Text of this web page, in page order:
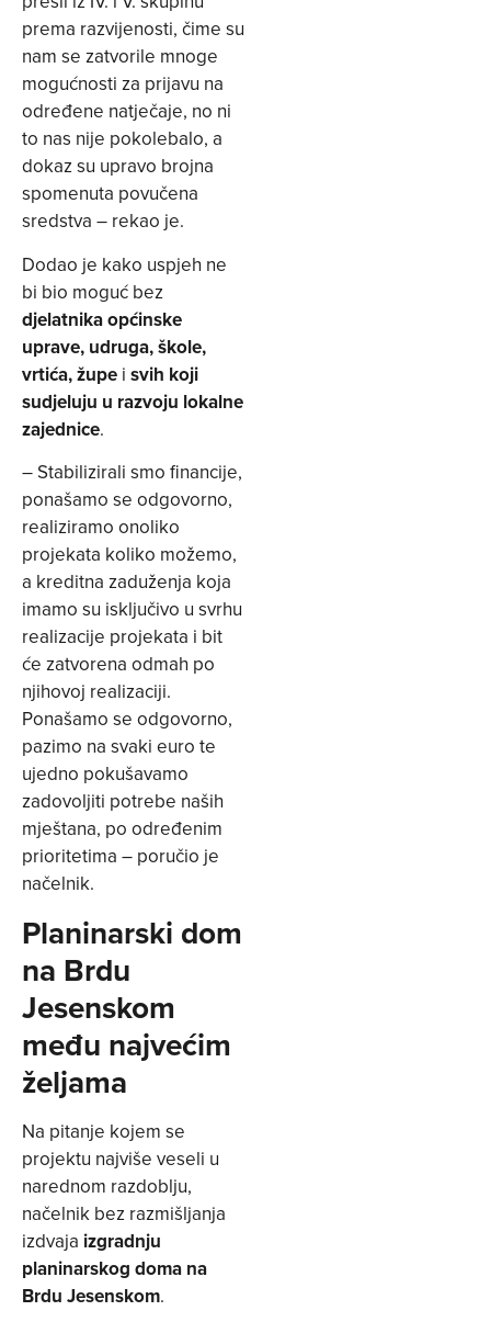
prema razvijenosti, čime su
nam se zatvorile mnoge
mogućnosti za prijavu na
određene natječaje, no ni
to nas nije pokolebalo, a
dokaz su upravo brojna
spomenuta povučena
sredstva – rekao je.
Dodao je kako uspjeh ne
bi bio moguć bez
djelatnika općinske
uprave, udruga, škole,
vrtića, župe i svih koji
sudjeluju u razvoju lokalne
zajednice.
– Stabilizirali smo financije,
ponašamo se odgovorno,
realiziramo onoliko
projekata koliko možemo,
a kreditna zaduženja koja
imamo su isključivo u svrhu
realizacije projekata i bit
će zatvorena odmah po
njihovoj realizaciji.
Ponašamo se odgovorno,
pazimo na svaki euro te
ujedno pokušavamo
zadovoljiti potrebe naših
mještana, po određenim
prioritetima – poručio je
načelnik.
Planinarski dom
na Brdu
Jesenskom
među najvećim
željama
Na pitanje kojem se
projektu najviše veseli u
narednom razdoblju,
načelnik bez razmišljanja
izdvaja izgradnju
planinarskog doma na
Brdu Jesenskom.